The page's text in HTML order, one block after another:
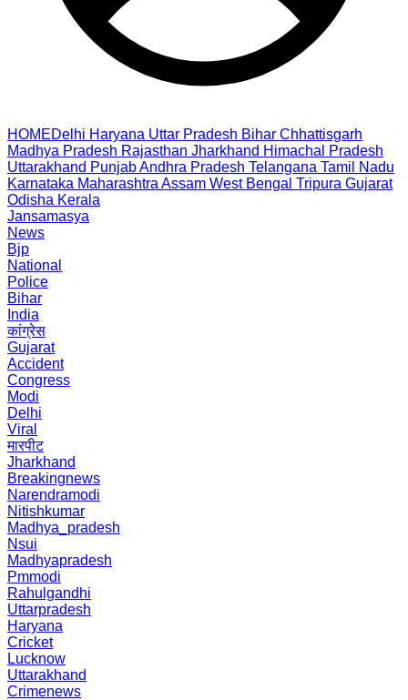
HOMEDelhi Haryana Uttar Pradesh Bihar Chhattisgarh
Madhya Pradesh Rajasthan Jharkhand Himachal Pradesh
Uttarakhand PunjabAndhra Pradesh Telangana Tamil Nadu
Karnataka Maharashtra Assam West Bengal Tripura Gujarat
Odisha Kerala
Jansamasya
News
Bjp
National
Police
Bihar
India
कांग्रेस
Gujarat
Accident
Congress
Modi
Delhi
Viral
मारपीट
Jharkhand
Breakingnews
Narendramodi
Nitishkumar
Madhya_pradesh
Nsui
Madhyapradesh
Pmmodi
Rahulgandhi
Uttarpradesh
Haryana
Cricket
Lucknow
Uttarakhand
Crimenews